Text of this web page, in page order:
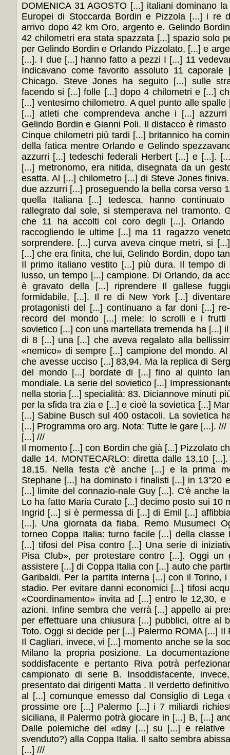
DOMENICA 31 AGOSTO [...] italiani dominano
Europei di Stoccarda Bordin e Pizzola [...] i re
arrivo dopo 42 km Oro, argento e. Gelindo
42 chilometri era stata spazzata [...] spazio solo
per Gelindo Bordin e Orlando Pizzolato, [...] e
[...]. I due [...] hanno fatto a pezzi I [...] 11
Indicavano come favorito assoluto 11
Chicago. Steve Jones ha seguito [...] sulle
facendo si [...] folle [...] dopo 4 chilometri e [...]
[...] ventesimo chilometro. A quel punto alle
[...] atleti che comprendeva anche i [...]
Gelindo Bordin e Gianni Poli. Il distacco è
Cinque chilometri più tardi [...] britannico ha
della fatica mentre Orlando e Gelindo
azzurri [...] tedeschi federali Herbert [...] e [...].
[...] metronomo, era nitida, disegnata da un
esatta. Al [...] chilometro [...] di Steve Jones
due azzurri [...] proseguendo la bella corsa verso
quella Italiana [...] tedesca, hanno
rallegrato dal sole, si stemperava nel tramonto.
che 11 ha accolti col coro degli [...]. Orlando
raccogliendo le ultime [...] ma 11 ragazzo
sorprendere. [...] curva aveva cinque metri, si
[...] che era finita, che lui, Gelindo Bordin, dopo
Il primo italiano vestito [...] più dura. Il tempo
lusso, un tempo [...] campione. Di Orlando, da
è gravato della [...] riprendere Il gallese
formidabile, [...]. Il re di New York [...]
protagonisti del [...] continuano a far doni [...]
record del mondo [...] mele: lo scrolli e i frutti
sovietico [...] con una martellata tremenda ha [...]
di 8 [...] una [...] che aveva regalato alla
«nemico» di sempre [...] campione del mondo.
che avesse ucciso [...] 83,94. Ma la replica di
del mondo [...] bordate di [...] fino al quinto
mondiale. La serie del sovietico [...]
nella storia [...] specialità: 83. Diciannove minuti
per la sfida tra zia e [...] e cioè la sovietica [...]
[...] Sabine Busch sul 400 ostacoli. La sovietica
[...] Programma oro arg. Nota: Tutte le gare [...]. ///
[...] ///
Il momento [...] con Bordin che già [...] Pizzolato
dalle 14. MONTECARLO: diretta dalle 13,10
18,15. Nella festa c'è anche [...] e la prima
Stephane [...] ha dominato i finalisti [...] in 13"20
[...] limite del connazio-nale Guy [...]. C'è anche
Lo ha fatto Maria Curato [...] decimo posto sui 10
Ingrid [...] si è permessa di [...] di Emil [...]
[...]. Una giornata da fiaba. Remo Musumeci
torneo Coppa Italia: turno facile [...] della
[...] tifosi del Pisa contro [...] Una serie di
Pisa Club», per protestare contro [...]. Oggi
assistere [...] di Coppa Italia con [...] auto che
Garibaldi. Per la partita interna [...] con il Torino,
stadio. Per evitare danni economici [...] tifosi
«Coordinamento» invita ad [...] entro le 12,30,
azioni. Infine sembra che verrà [...] appello ai
per effettuare una chiusura [...] pubblici, oltre al
Toto. Oggi si decide per [...] Palermo ROMA [...]
Il Cagliari, invece, vi [...] momento anche se la
Milano la propria posizione. La
soddisfacente e pertanto Riva potrà
campionato di serie B. Insoddisfacente,
presentato dai dirigenti Matta . Il verdetto
al [...] comunque emesso dal Consiglio di
prossime ore [...] Palermo [...] i 7 miliardi
siciliana, il Palermo potrà giocare in [...] B, [...]
Dalle polemiche del «day [...] su [...] e relative
svenduto?) alla Coppa Italia. Il salto sembra
[...] ///